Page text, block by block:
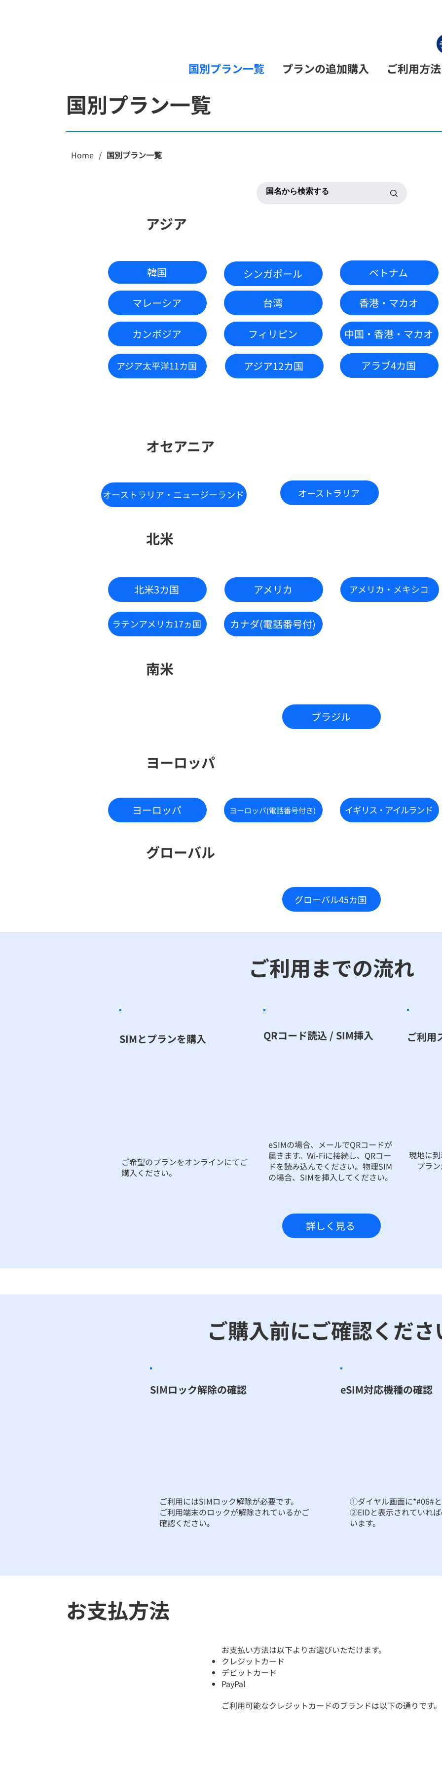
国別プラン一覧 プランの追加購入 ご利用方法
国別プラン一覧
Home / 国別プラン一覧
北米
北米3カ国
ラテンアメリカ17ヵ国
アメリカ
カナダ(電話番号付)
アメリカ・メキシコ
オセアニア
オーストラリア・ニュージーランド オーストラリア
​お支払い方法は以下よりお選びいただけます。
クレジットカード
デビットカード
PayPal
ご利用可能なクレジットカードのブランドは以下の通りです。
南米
ブラジル
​SIMとプランを購入
​ご希望のプランをオンラインにてご
購入ください。
QRコード読込 / SIM挿入
eSIMの場合、メールでQRコードが
届きます。Wi-Fiに接続し、QRコー
ドを読み込んでください。物理SIM
の場合、SIMを挿入してください。
ご利用
現地に
プラン
詳しく見る
ご利用までの流れ
グローバル45カ国
​グローバル
SIMロック解除の確認
ご利用にはSIMロック解除が必要です。
ご利用端末のロックが解除されているかご
確認ください。
eSIM対応機種の確認
①ダイヤル画面に*#06#
②EIDと表示されていれ
います。
ご購入前にご確認くださ
​お支払方法
韓国
マレーシア
カンボジア
アジア太平洋11カ国
ベトナム
香港・マカオ
中国・香港・マカオ
アラブ4カ国
アジア
シンガポール
台湾
フィリピン
アジア12カ国
ヨーロッパ ヨーロッパ(電話番号付き) イギリス・アイルランド
ヨーロッパ